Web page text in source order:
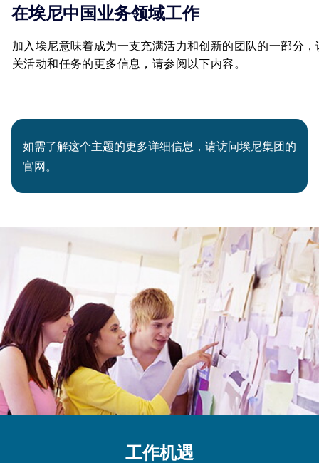
在埃尼中国业务领域工作
加入埃尼意味着成为一支充满活力和创新的团队的一部分
关活动和任务的更多信息，请参阅以下内容。
如需了解这个主题的更多详细信息，请访问埃尼集团的
官网。
工作机遇